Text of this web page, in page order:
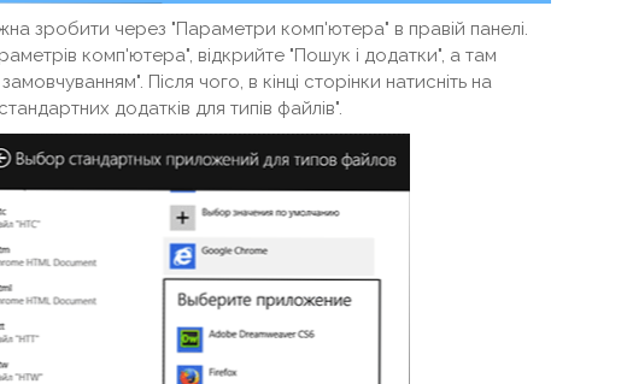
зробити через "Параметри комп'ютера" в правій панелі.
комп'ютера", відкрийте "Пошук і додатки", а там
Після чого, в кінці сторінки натисніть на
додатків для типів файлів".